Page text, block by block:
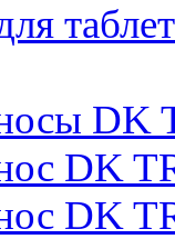
DK
DK
DK